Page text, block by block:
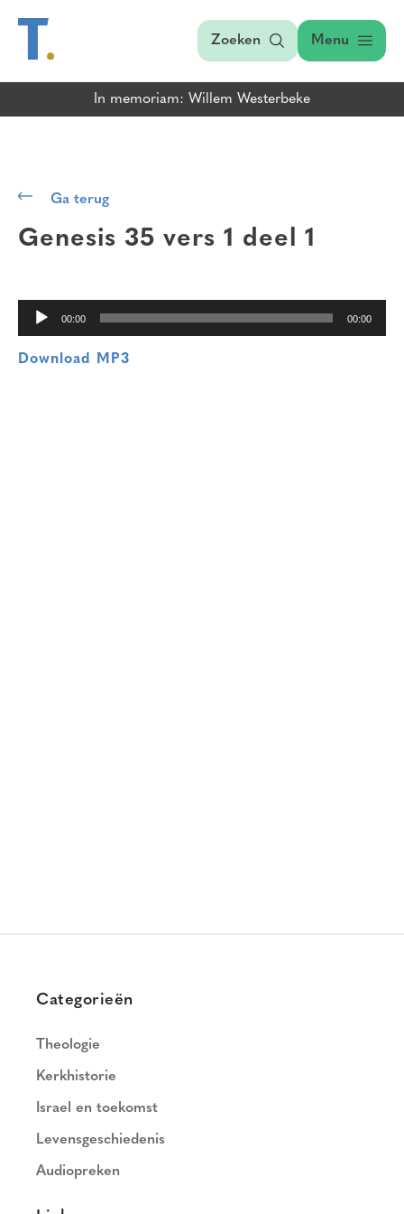
Zoeken Menu
In memoriam: Willem Westerbeke
Ga terug
Genesis 35 vers 1 deel 1
00:00 00:00
Download MP3
Categorieën
Theologie
Kerkhistorie
Israel en toekomst
Levensgeschiedenis
Audiopreken